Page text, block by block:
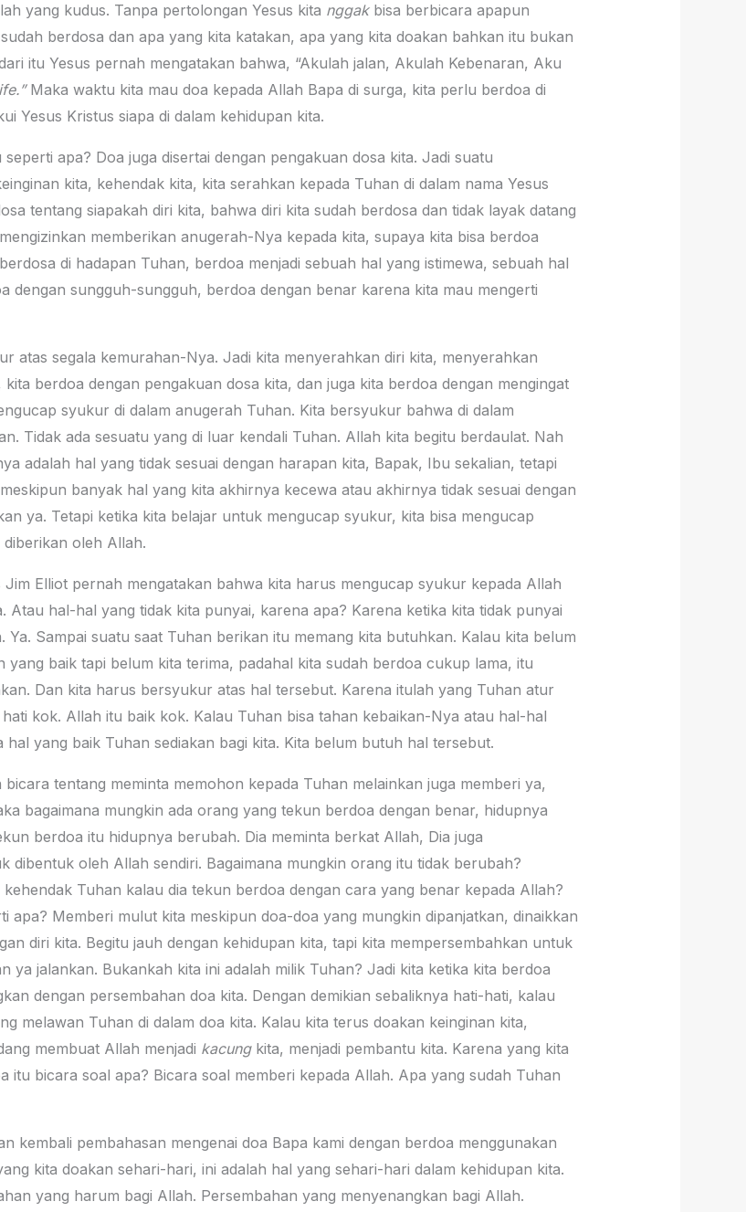
yang kudus. Tanpa pertolongan Yesus kita nggakbisa berbicara apapun
berdosa dan apa yang kita katakan, apa yang kita doakan bahkan itu bukan
itu Yesus pernah mengatakan bahwa, “Akulah jalan, Akulah Kebenaran, Aku
Maka waktu kita mau doa kepada Allah Bapa di surga, kita perlu berdoa di
Yesus Kristus siapa di dalam kehidupan kita.
apa? Doa juga disertai dengan pengakuan dosa kita. Jadi suatu
kita, kehendak kita, kita serahkan kepada Tuhan di dalam nama Yesus
tentang siapakah diri kita, bahwa diri kita sudah berdosa dan tidak layak datang
memberikan anugerah-Nya kepada kita, supaya kita bisa berdoa
di hadapan Tuhan, berdoa menjadi sebuah hal yang istimewa, sebuah hal
dengan sungguh-sungguh, berdoa dengan benar karena kita mau mengerti
atas segala kemurahan-Nya. Jadi kita menyerahkan diri kita, menyerahkan
berdoa dengan pengakuan dosa kita, dan juga kita berdoa dengan mengingat
syukur di dalam anugerah Tuhan. Kita bersyukur bahwa di dalam
Tidak ada sesuatu yang di luar kendali Tuhan. Allah kita begitu berdaulat. Nah
adalah hal yang tidak sesuai dengan harapan kita, Bapak, Ibu sekalian, tetapi
banyak hal yang kita akhirnya kecewa atau akhirnya tidak sesuai dengan
ya. Tetapi ketika kita belajar untuk mengucap syukur, kita bisa mengucap
oleh Allah.
Elliot pernah mengatakan bahwa kita harus mengucap syukur kepada Allah
Atau hal-hal yang tidak kita punyai, karena apa? Karena ketika kita tidak punyai
Sampai suatu saat Tuhan berikan itu memang kita butuhkan. Kalau kita belum
baik tapi belum kita terima, padahal kita sudah berdoa cukup lama, itu
Dan kita harus bersyukur atas hal tersebut. Karena itulah yang Tuhan atur
kok. Allah itu baik kok. Kalau Tuhan bisa tahan kebaikan-Nya atau hal-hal
yang baik Tuhan sediakan bagi kita. Kita belum butuh hal tersebut.
tentang meminta memohon kepada Tuhan melainkan juga memberi ya,
bagaimana mungkin ada orang yang tekun berdoa dengan benar, hidupnya
berdoa itu hidupnya berubah. Dia meminta berkat Allah, Dia juga
dibentuk oleh Allah sendiri. Bagaimana mungkin orang itu tidak berubah?
Tuhan kalau dia tekun berdoa dengan cara yang benar kepada Allah?
apa? Memberi mulut kita meskipun doa-doa yang mungkin dipanjatkan, dinaikkan
diri kita. Begitu jauh dengan kehidupan kita, tapi kita mempersembahkan untuk
ya jalankan. Bukankah kita ini adalah milik Tuhan? Jadi kita ketika kita berdoa
dengan persembahan doa kita. Dengan demikian sebaliknya hati-hati, kalau
melawan Tuhan di dalam doa kita. Kalau kita terus doakan keinginan kita,
membuat Allah menjadi kacungkita, menjadi pembantu kita. Karena yang kita
itu bicara soal apa? Bicara soal memberi kepada Allah. Apa yang sudah Tuhan
kembali pembahasan mengenai doa Bapa kami dengan berdoa menggunakan
kita doakan sehari-hari, ini adalah hal yang sehari-hari dalam kehidupan kita.
yang harum bagi Allah. Persembahan yang menyenangkan bagi Allah.